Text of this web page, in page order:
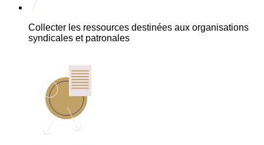
Collecter les ressources destinées aux organisations
syndicales et patronales